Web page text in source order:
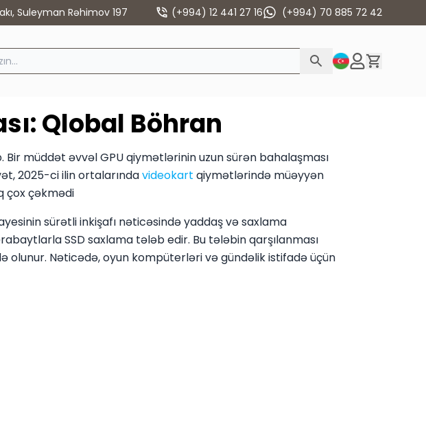
Suleyman Rəhimov 197 (+994) 12 441 27 16 (+994) 70 885 72 42
Qlobal Böhran
müddət əvvəl GPU qiymətlərinin uzun sürən bahalaşması
2025-ci ilin ortalarındavideokart qiymətlərində müəyyən
çox çəkmədi
sürətli inkişafı nəticəsində yaddaş və saxlama
SSD saxlama tələb edir. Bu tələbin qarşılanması
olunur. Nəticədə, oyun kompüterləri və gündəlik istifadə üçün